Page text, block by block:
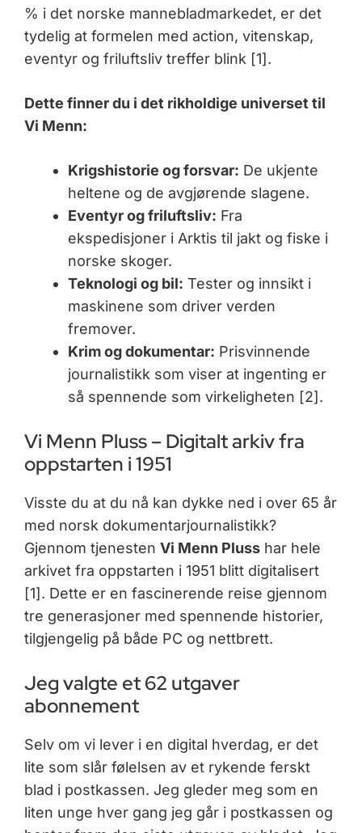
% i det norske mannebladmarkedet, er det
tydelig at formelen med action, vitenskap,
eventyr og friluftsliv treffer blink [1].
Dette finner du i det rikholdige universet til
Vi Menn:
Krigshistorie og forsvar: De ukjente
heltene og de avgjørende slagene.
Eventyr og friluftsliv: Fra
ekspedisjoner i Arktis til jakt og fiske i
norske skoger.
Teknologi og bil: Tester og innsikt i
maskinene som driver verden
fremover.
Krim og dokumentar: Prisvinnende
journalistikk som viser at ingenting er
så spennende som virkeligheten [2].
Vi Menn Pluss – Digitalt arkiv fra
oppstarten i 1951
Visste du at du nå kan dykke ned i over 65 år
med norsk dokumentarjournalistikk?
Gjennom tjenesten Vi Menn Plusshar hele
arkivet fra oppstarten i 1951 blitt digitalisert
[1]. Dette er en fascinerende reise gjennom
tre generasjoner med spennende historier,
tilgjengelig på både PC og nettbrett.
Jeg valgte et 62 utgaver
abonnement
Selv om vi lever i en digital hverdag, er det
lite som slår følelsen av et rykende ferskt
blad i postkassen. Jeg gleder meg som en
liten unge hver gang jeg går i postkassen og